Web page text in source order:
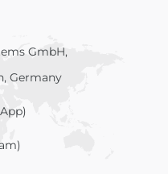
GmbH,
Germany